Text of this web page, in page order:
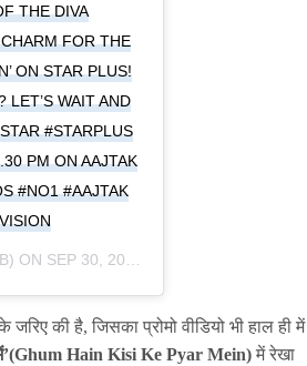
THE DIVA
FOR THE
ON STAR PLUS!
LET’S WAIT AND
#STARPLUS
PM ON AAJTAK
#NO1 #AAJTAK
ON SEP 30, 2020 AT 8:02PM PDT
की है, जिसका प्रोमो वीडियो भी हाल ही में
में’(Ghum Hain Kisi Ke Pyar Mein)में रेखा